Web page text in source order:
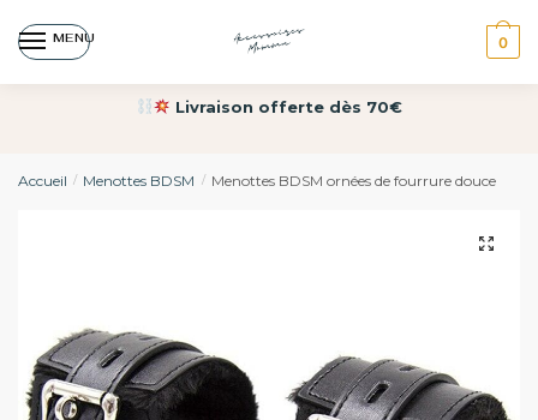
MENU 0
Livraison offerte dès 70€
Accueil / Menottes BDSM / Menottes BDSM ornées de fourrure douce